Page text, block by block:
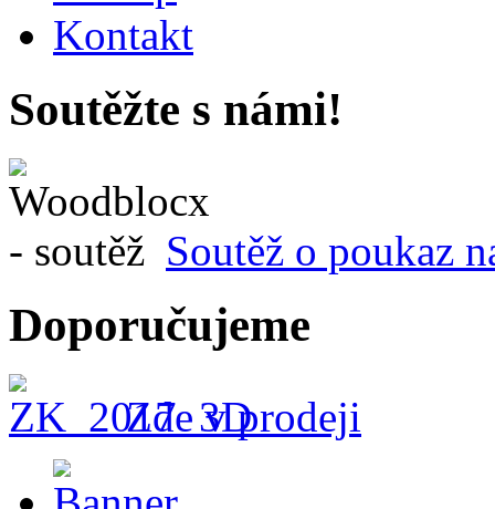
Kontakt
Soutěžte s námi!
Soutěž o poukaz
Doporučujeme
Zde v prodeji